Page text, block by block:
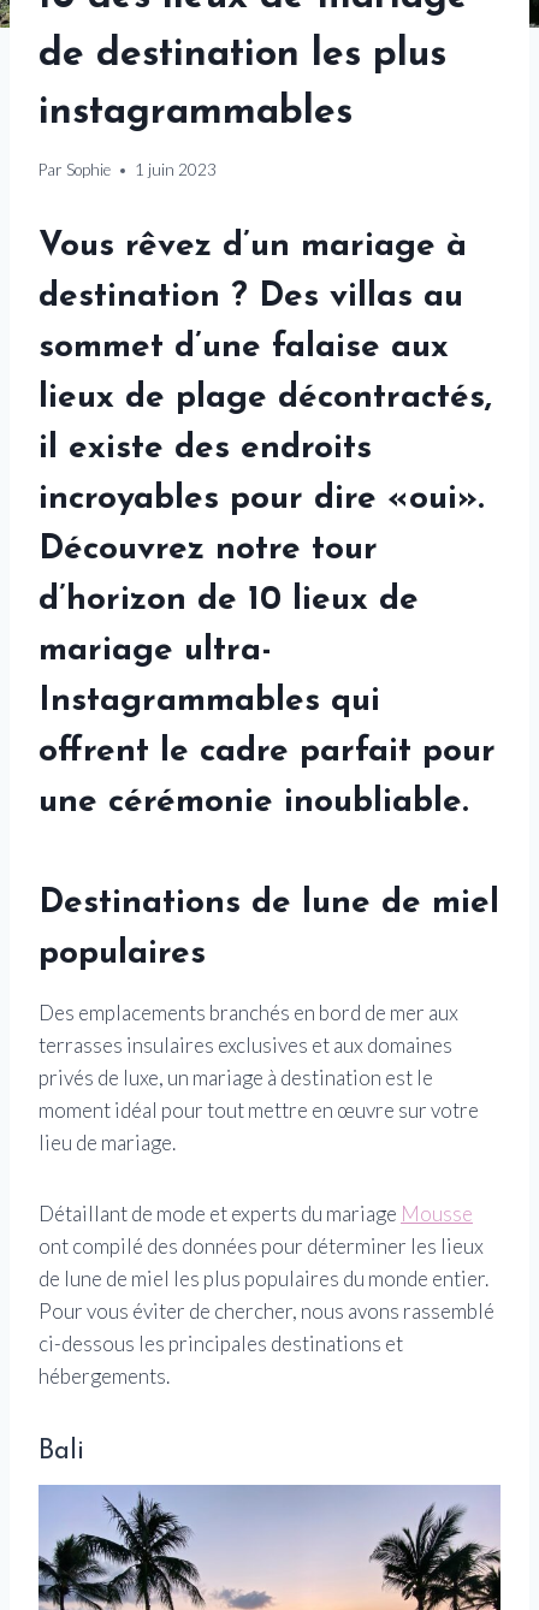
de destination les plus
instagrammables
Par Sophie 1 juin 2023
Vous rêvez d’un mariage à
destination ? Des villas au
sommet d’une falaise aux
lieux de plage décontractés,
il existe des endroits
incroyables pour dire «oui».
Découvrez notre tour
d’horizon de 10 lieux de
mariage ultra-
Instagrammables qui
offrent le cadre parfait pour
une cérémonie inoubliable.
Destinations de lune de miel
populaires
Des emplacements branchés en bord de mer aux
terrasses insulaires exclusives et aux domaines
privés de luxe, un mariage à destination est le
moment idéal pour tout mettre en œuvre sur votre
lieu de mariage.
Détaillant de mode et experts du mariage Mousse
ont compilé des données pour déterminer les lieux
de lune de miel les plus populaires du monde entier.
Pour vous éviter de chercher, nous avons rassemblé
ci-dessous les principales destinations et
hébergements.
Bali